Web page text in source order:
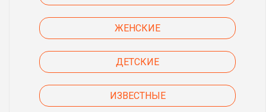
ЖЕНСКИЕ
ДЕТСКИЕ
ИЗВЕСТНЫЕ